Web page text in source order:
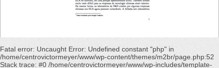
Fatal error: Uncaught Error: Undefined constant "php" in
/home/centrovictormeyer/www/wp-content/themes/m2br/page.php:52
Stack trace: #0 /home/centrovictormeyer/www/wp-includes/template-